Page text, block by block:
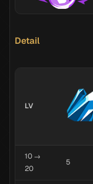
Detail
LV
10 →
20
5